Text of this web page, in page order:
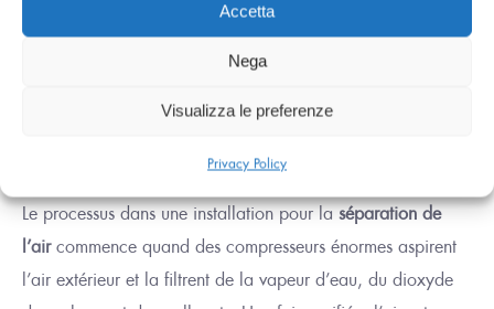
Accetta
Nega
Visualizza le preferenze
Privacy Policy
Karl Von Linde
Le processus dans une installation pour laséparation de
l’aircommence quand des compresseurs énormes aspirent
l’air extérieur et la filtrent de la vapeur d’eau, du dioxyde